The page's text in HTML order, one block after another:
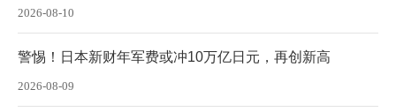
2026-08-10
警惕！日本新财年军费或冲10万亿日元，再创新高
2026-08-09